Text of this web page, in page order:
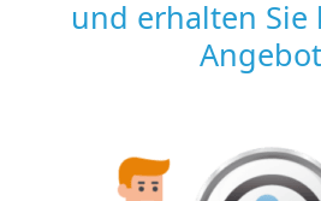
und erhalten Sie